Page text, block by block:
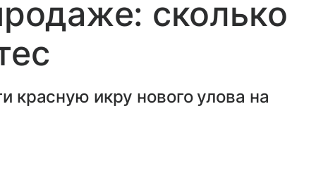
сколько
красную икру нового улова на